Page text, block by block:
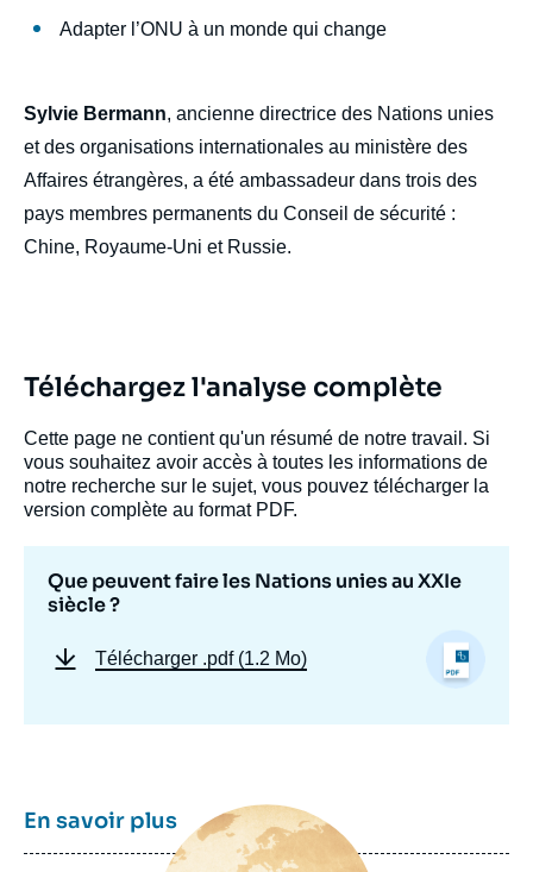
Adapter l’ONU à un monde qui change
Sylvie Bermann, ancienne directrice des Nations unies
et des organisations internationales au ministère des
Affaires étrangères, a été ambassadeur dans trois des
pays membres permanents du Conseil de sécurité :
Chine, Royaume-Uni et Russie.
Téléchargez l'analyse complète
Cette page ne contient qu'un résumé de notre travail. Si
vous souhaitez avoir accès à toutes les informations de
notre recherche sur le sujet, vous pouvez télécharger la
version complète au format PDF.
Que peuvent faire les Nations unies au XXIe
siècle ?
Télécharger .pdf (1.2 Mo)
En savoir plusImage
principale